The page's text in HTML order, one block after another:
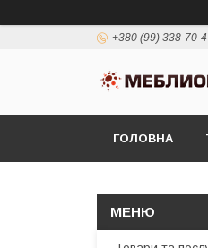
+380 (99) 338-70-
ГОЛОВНА